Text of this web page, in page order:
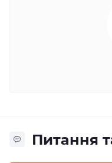
Питання